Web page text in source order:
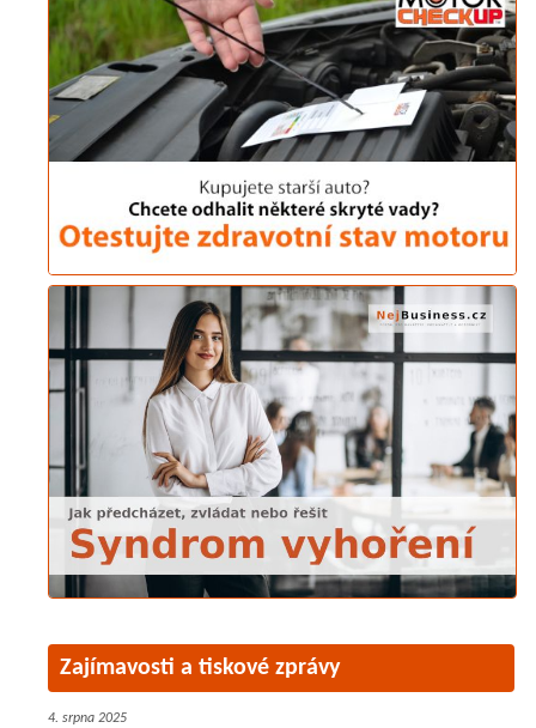
Zajímavosti a tiskové zprávy
4. srpna 2025